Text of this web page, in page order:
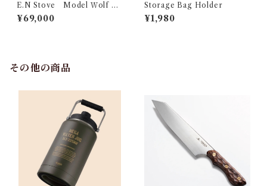
E.N Stove Model Ｗolf Sil
ver
¥69,000
Storage Bag Holder
¥1,980
その他の商品